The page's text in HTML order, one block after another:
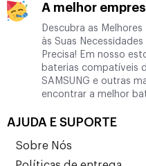
A melhor
Descubra as
às Suas
Precisa! Em nosso
baterias compatíveis
SAMSUNG e outras
encontrar a melhor
AJUDA E SUPORTE
Sobre Nós